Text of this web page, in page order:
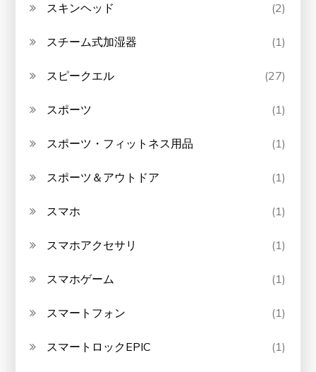
スキンヘッド (2)
スチーム式加湿器 (1)
スピークエル (27)
スポーツ (1)
スポーツ・フィットネス用品 (1)
スポーツ＆アウトドア (1)
スマホ (1)
スマホアクセサリ (1)
スマホゲーム (1)
スマートフォン (1)
スマートロックEPIC (1)